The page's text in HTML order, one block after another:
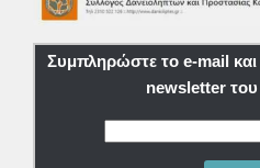
Συμπληρώστε το e-mail και
newsletter